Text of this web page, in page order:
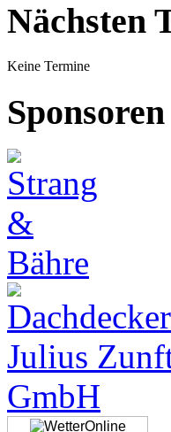
Nächsten
Keine Termine
Sponsoren